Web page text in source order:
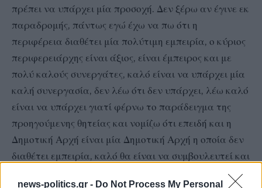
news-politics.gr - Do Not Process My Personal
πρέπει να υπάρχει μία προσοχή. Δεν ξέρω αν έγινε εκ
παραδρομής, πάντως εγώ έχω να πω ότι η
περιφέρεια διαθέτει μία πολύτιμη εμπειρία, ο κύριος
περιφερειάρχης είναι άξιος, είναι έμπειρος και με
πολύ καλούς συνεργάτες, καλό είναι να υπάρχει μία
καλή συνεργασία, δεν λέω ότι δεν υπάρχει, λέω καλό
είναι να υπάρχει γιατί φέρνω το παράδειγμα της
προηγούμενης θητείας και νομίζω ότι επειδή και η
Δημοτική Αρχή είναι μία Δημοτική Αρχή η οποία δεν
διαθέτει εμπειρία, καλό θα είναι να συμβουλευτεί και